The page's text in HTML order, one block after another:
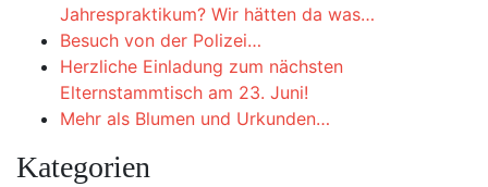
Jahrespraktikum? Wir hätten da was…
Besuch von der Polizei…
Herzliche Einladung zum nächsten
Elternstammtisch am 23. Juni!
Mehr als Blumen und Urkunden…
Kategorien